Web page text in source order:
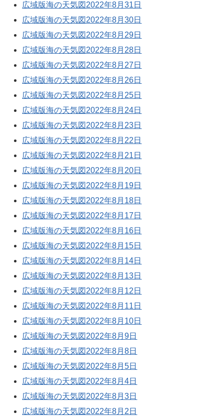
広域版海の天気図2022年8月31日
広域版海の天気図2022年8月30日
広域版海の天気図2022年8月29日
広域版海の天気図2022年8月28日
広域版海の天気図2022年8月27日
広域版海の天気図2022年8月26日
広域版海の天気図2022年8月25日
広域版海の天気図2022年8月24日
広域版海の天気図2022年8月23日
広域版海の天気図2022年8月22日
広域版海の天気図2022年8月21日
広域版海の天気図2022年8月20日
広域版海の天気図2022年8月19日
広域版海の天気図2022年8月18日
広域版海の天気図2022年8月17日
広域版海の天気図2022年8月16日
広域版海の天気図2022年8月15日
広域版海の天気図2022年8月14日
広域版海の天気図2022年8月13日
広域版海の天気図2022年8月12日
広域版海の天気図2022年8月11日
広域版海の天気図2022年8月10日
広域版海の天気図2022年8月9日
広域版海の天気図2022年8月8日
広域版海の天気図2022年8月5日
広域版海の天気図2022年8月4日
広域版海の天気図2022年8月3日
広域版海の天気図2022年8月2日